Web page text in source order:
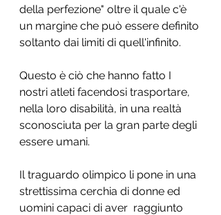
della perfezione" oltre il quale c'è
un margine che può essere definito
soltanto dai limiti di quell'infinito.
Questo è ciò che hanno fatto I
nostri atleti facendosi trasportare,
nella loro disabilità, in una realtà
sconosciuta per la gran parte degli
essere umani.
Il traguardo olimpico li pone in una
strettissima cerchia di donne ed
uomini capaci di aver  raggiunto